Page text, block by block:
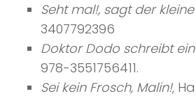
Seht mal!, sagt der
3407792396
Doktor Dodo schreibt
978-3551756411.
Sei kein Frosch, Malin!,